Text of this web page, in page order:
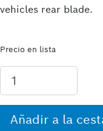
vehicles rear blade.
Precio en lista
Añadir a la